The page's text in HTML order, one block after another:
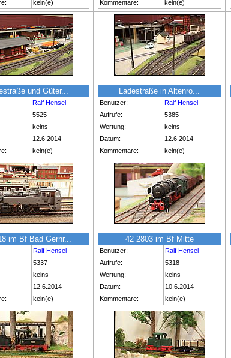
kein(e)
Kommentare:
kein(e)
und Güter...
Ralf Hensel
5525
keins
12.6.2014
kein(e)
Ladestraße in Altenro...
Benutzer:
Ralf Hensel
Aufrufe:
5385
Wertung:
keins
Datum:
12.6.2014
Kommentare:
kein(e)
im Bf Bad Gernr...
Ralf Hensel
5337
keins
12.6.2014
kein(e)
42 2803 im Bf Mitte
Benutzer:
Ralf Hensel
Aufrufe:
5318
Wertung:
keins
Datum:
10.6.2014
Kommentare:
kein(e)